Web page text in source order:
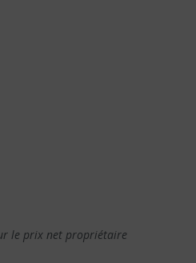
le prix net propriétaire